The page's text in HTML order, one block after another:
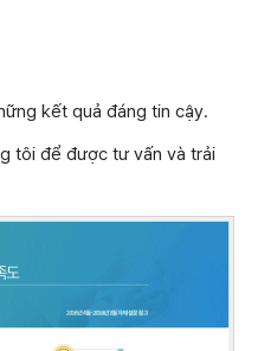
kết quả đáng tin cậy.
tôi để được tư vấn và trải